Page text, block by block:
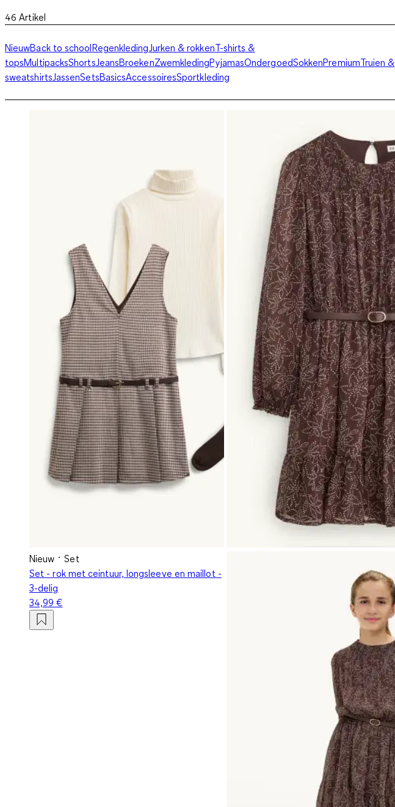
46 Artikel
NieuwBack to schoolRegenkleding Jurken & rokkenT-shirts &
topsMultipacksShorts JeansBroekenZwemkledingPyjamasOndergoedSokkenPremiumTruien &
sweatshirts JassenSetsBasicsAccessoiresSportkleding
Nieuw
Set
Set - rok met ceintuur, longsleeve en maillot -
3-delig
34,99 €